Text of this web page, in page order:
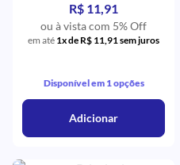
R$ 11,91
ou à vista com 5% Off
em até 1x de R$ 11,91 sem juros
Disponível em 1 opções
Adicionar